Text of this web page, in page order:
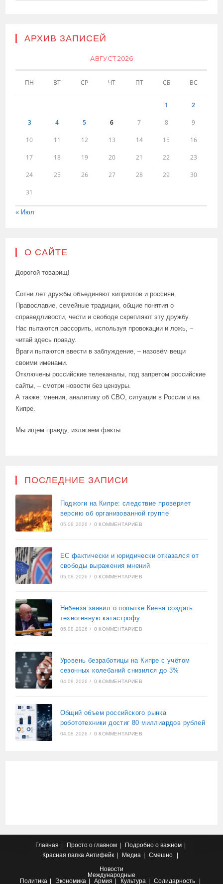
АРХИВ ЗАПИСЕЙ
АВГУСТ 2026
ПН ВТ СР ЧТ ПТ СБ ВС
1 2
3 4 5 6 7 8 9
10 11 12 13 14 15 16
17 18 19 20 21 22 23
24 25 26 27 28 29 30
31
« Июл
О САЙТЕ
Дорогой товарищ!
Сотни лет дружбы объединяют киприотов и россиян.
Православие, семейные традиции, общие понятия о
справедливости, чести и свободе скрепляют эту дружбу.
Нас пытаются рассорить, используя провокации и ложь, –
читай здесь правду.
Враги пытаются ввести в заблуждение, – назовём вещи
своими именами.
Отключены российские телеканалы, под запретом российские
сайты, – смотри новости без цензуры.
А также: мнения, аналитику об СВО, ситуации в России и на
Кипре.
Мы ищем правду, излагаем факты
ПОСЛЕДНИЕ ЗАПИСИ
Поджоги на Кипре: следствие проверяет
версию об организованной группе
05.08.2026 / 0 КОММЕНТАРИЕВ
ЕС фактически и юридически отказался от
свободы выражения мнений
05.08.2026 / 0 КОММЕНТАРИЕВ
Небензя заявил о попытке Киева создать
техногенную катастрофу
05.08.2026 / 0 КОММЕНТАРИЕВ
Уровень безработицы на Кипре с учётом
сезонных колебаний снизился до 3%
04.08.2026 / 0 КОММЕНТАРИЕВ
Общий объем российского рынка
робототехники достиг 80 миллиардов рублей
04.08.2026 / 0 КОММЕНТАРИЕВ
Главная Просто о главном
Подробно о важном
Красная папка Антифейк Медиа
Смешно
Новости
Международные
Политика
Экономика Армия Культура Солидарность